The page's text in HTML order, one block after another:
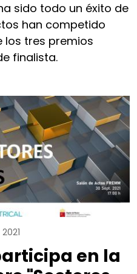
sido todo un éxito de
han competido
los tres premios
finalista.
2021
en la